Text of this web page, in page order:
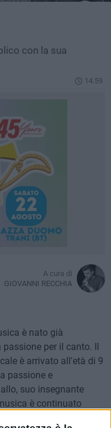
con la sua
14.59
A cura di
GIOVANNI RECCHIA
è nato già
per il canto. Il
è arrivato all'età di 9
passione e
suo insegnante
è continuato